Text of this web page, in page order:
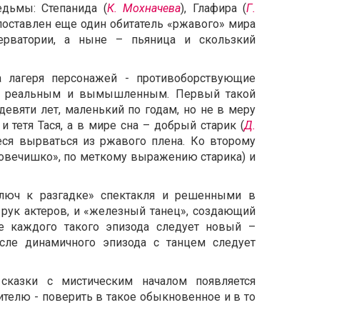
Степанида (К. Мохначева), Глафира (Г.
еще один обитатель «ржавого» мира
а ныне – пьяница и скользкий
персонажей - противоборствующие
реальным и вымышленным. Первый такой
лет, маленький по годам, но не в меру
Тася, а в мире сна – добрый старик (Д.
вырваться из ржавого плена. Ко второму
по меткому выражению старика) и
к разгадке» спектакля и решенными в
актеров, и «железный танец», создающий
такого эпизода следует новый –
динамичного эпизода с танцем следует
с мистическим началом появляется
- поверить в такое обыкновенное и в то